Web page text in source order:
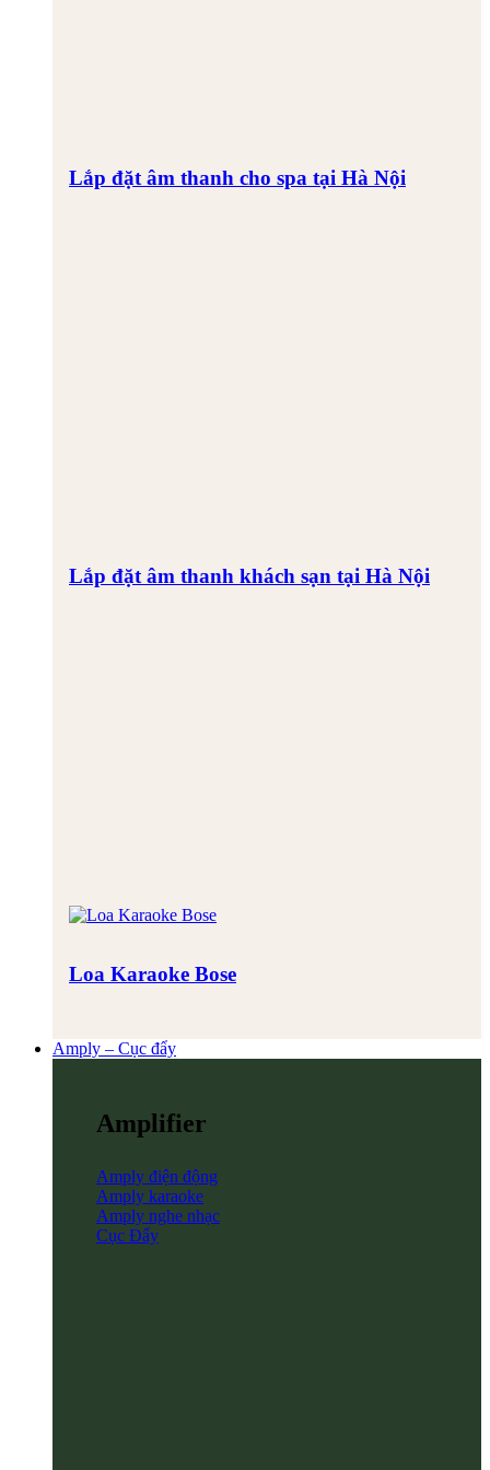
Lắp đặt âm thanh cho spa tại Hà Nội
Lắp đặt âm thanh khách sạn tại Hà Nội
Loa Karaoke Bose
Amply – Cục đẩy
Amplifier
Amply điện động
Amply karaoke
Amply nghe nhạc
Cục Đẩy